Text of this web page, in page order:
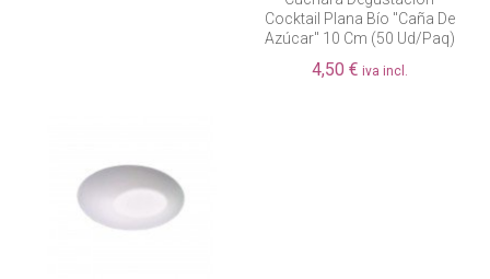
Cocktail Plana Bío "caña De
Azúcar" 10 Cm (50 Ud/paq)
4,50 € iva incl.